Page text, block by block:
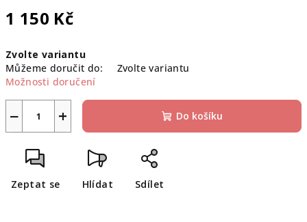
1 150 Kč
cena:
Zvolte variantu
Můžeme doručit do:
Zvolte variantu
Možnosti doručení
+
− Do košíku
Zeptat se Hlídat Sdílet